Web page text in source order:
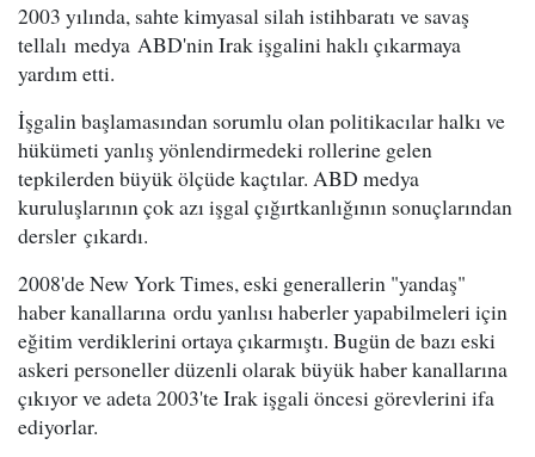
2003 yılında, sahte kimyasal silah istihbaratı ve savaş
tellalı medya ABD'nin Irak işgalini haklı çıkarmaya
yardım etti.
İşgalin başlamasından sorumlu olan politikacılar halkı ve
hükümeti yanlış yönlendirmedeki rollerine gelen
tepkilerden büyük ölçüde kaçtılar. ABD medya
kuruluşlarının çok azı işgal çığırtkanlığının sonuçlarından
dersler çıkardı.
2008'de New York Times, eski generallerin "yandaş"
haber kanallarına ordu yanlısı haberler yapabilmeleri için
eğitim verdiklerini ortaya çıkarmıştı. Bugün de bazı eski
askeri personeller düzenli olarak büyük haber kanallarına
çıkıyor ve adeta 2003'te Irak işgali öncesi görevlerini ifa
ediyorlar.